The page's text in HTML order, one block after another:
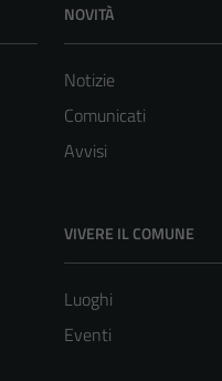
NOVITÀ
Notizie
Comunicati
Avvisi
VIVERE IL COMUNE
Luoghi
Eventi